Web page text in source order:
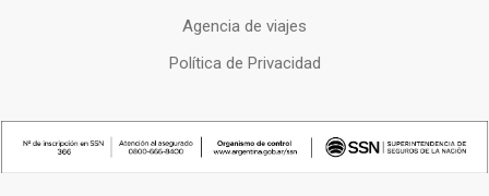
Agencia de viajes
Política de Privacidad